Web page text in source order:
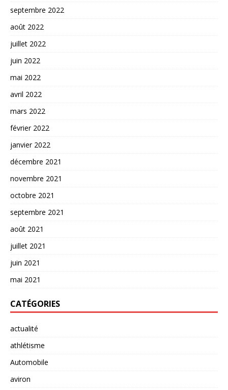
septembre 2022
août 2022
juillet 2022
juin 2022
mai 2022
avril 2022
mars 2022
février 2022
janvier 2022
décembre 2021
novembre 2021
octobre 2021
septembre 2021
août 2021
juillet 2021
juin 2021
mai 2021
CATÉGORIES
actualité
athlétisme
Automobile
aviron